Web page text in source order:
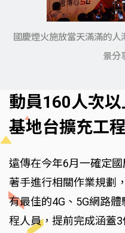
國慶煙火施放當天滿滿的
景分
動員160人次
基地台擴充工程
遠傳在今年6月一確定
著手進行相關作業規劃
有最佳的4G、5G網路
程人員，提前完成涵蓋